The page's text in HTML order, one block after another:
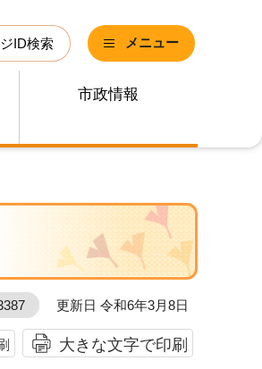
ID検索 メニュー
市政情報
更新日 令和6年3月8日
大きな文字で印刷